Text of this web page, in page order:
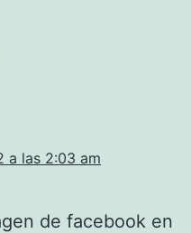
a las 2:03 am
de facebook en